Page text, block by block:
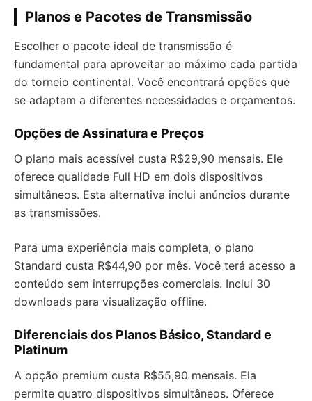
Planos e Pacotes de Transmissão
Escolher o pacote ideal de transmissão é
fundamental para aproveitar ao máximo cada partida
do torneio continental. Você encontrará opções que
se adaptam a diferentes necessidades e orçamentos.
Opções de Assinatura e Preços
O plano mais acessível custa R$29,90 mensais. Ele
oferece qualidade Full HD em dois dispositivos
simultâneos. Esta alternativa inclui anúncios durante
as transmissões.
Para uma experiência mais completa, o plano
Standard custa R$44,90 por mês. Você terá acesso a
conteúdo sem interrupções comerciais. Inclui 30
downloads para visualização offline.
Diferenciais dos Planos Básico, Standard e
Platinum
A opção premium custa R$55,90 mensais. Ela
permite quatro dispositivos simultâneos. Oferece